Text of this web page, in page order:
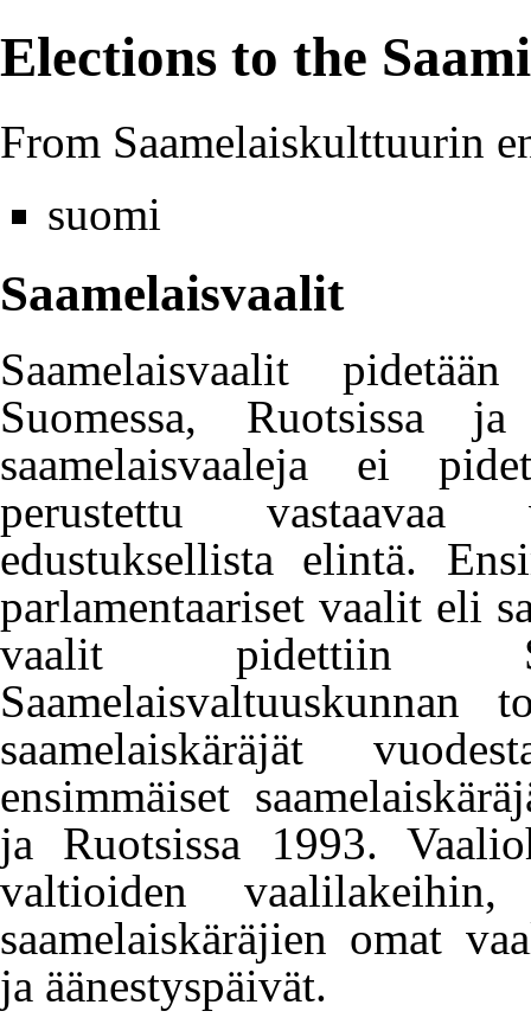
Elections to the
From Saamelaiskulttuurin
suomi
Saamelaisvaalit
Saamelaisvaalit
Suomessa, Ruotsissa
saamelaisvaaleja ei
perustettu vastaavaa
edustuksellista elintä.
parlamentaariset vaalit eli
vaalit pidettiin
saamelaiskäräjät
ensimmäiset
ja Ruotsissa 1993.
valtioiden
saamelaiskäräjien omat
ja äänestyspäivät.